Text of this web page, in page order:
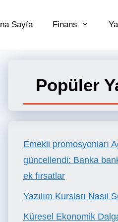
Sayfa Finans
Popüler
Emekli promosyonları
güncellendi: Banka
ek fırsatlar
Yazılım Kursları Nasıl
Küresel Ekonomik